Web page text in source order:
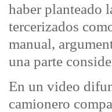
haber planteado
tercerizados
manual,
una parte
En un video
camionero